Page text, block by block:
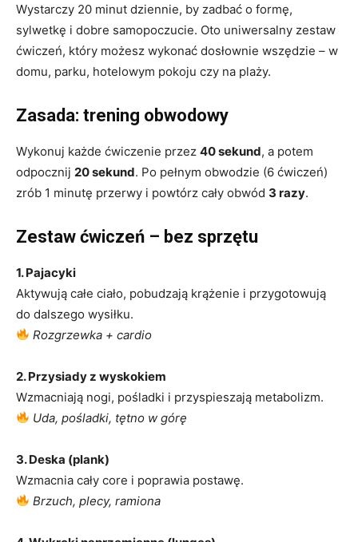
Wystarczy 20 minut dziennie, by zadbać o formę,
sylwetkę i dobre samopoczucie. Oto uniwersalny zestaw
ćwiczeń, który możesz wykonać dosłownie wszędzie – w
domu, parku, hotelowym pokoju czy na plaży.
Zasada: trening obwodowy
Wykonuj każde ćwiczenie przez 40 sekund, a potem
odpocznij 20 sekund. Po pełnym obwodzie (6 ćwiczeń)
zrób 1 minutę przerwy i powtórz cały obwód 3 razy.
Zestaw ćwiczeń – bez sprzętu
1. Pajacyki
Aktywują całe ciało, pobudzają krążenie i przygotowują
do dalszego wysiłku.
Rozgrzewka + cardio
2. Przysiady z wyskokiem
Wzmacniają nogi, pośladki i przyspieszają metabolizm.
Uda, pośladki, tętno w górę
3. Deska (plank)
Wzmacnia cały core i poprawia postawę.
Brzuch, plecy, ramiona